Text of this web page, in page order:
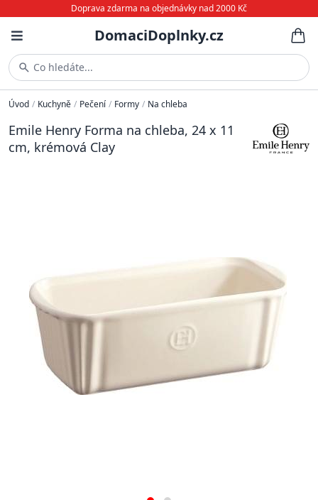
Doprava zdarma na objednávky nad 2000 Kč
DomaciDoplnky.cz
Co hledáte...
Úvod / Kuchyně / Pečení / Formy / Na chleba
Emile Henry Forma na chleba, 24 x 11
cm, krémová Clay